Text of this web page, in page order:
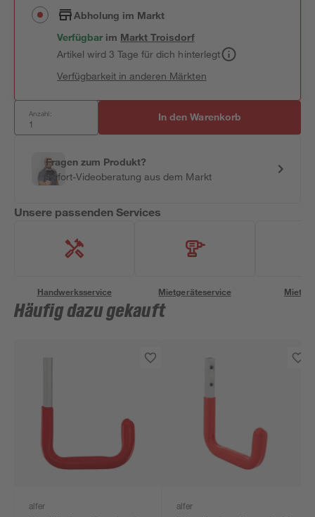
Abholung im Markt
Verfügbar im MarktTroisdorf
Artikel wird 3 Tage für dich hinterlegt
Verfügbarkeit in anderen Märkten
Anzahl: In den Warenkorb
Fragen zum Produkt?
Sofort-Videoberatung aus dem Markt
Unsere passenden Services
Handwerksservice Mietgeräteservice
Häufig dazu gekauft
alfer alfer